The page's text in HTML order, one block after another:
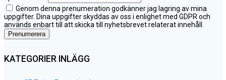
Genom denna prenumeration godkänner jag lagring av mina
uppgifter. Dina uppgifter skyddas av oss i enlighet med GDPR och
används enbart till att skicka till nyhetsbrevet relaterat innehåll.
KATEGORIER INLÄGG